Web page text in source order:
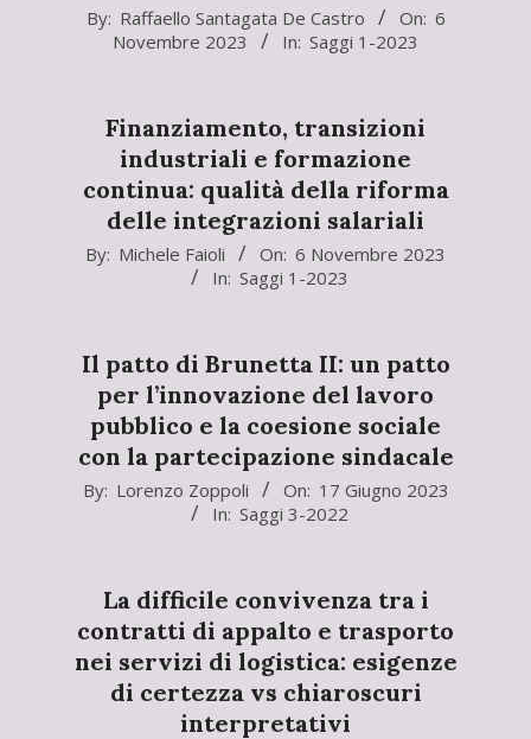
2023-
By: Raffaello Santagata De Castro On: 6
Novembre 2023
In: Saggi 1-2023
Finanziamento, transizioni
industriali e formazione
continua: qualità della riforma
delle integrazioni salariali
2023-
By: Michele Faioli On: 6 Novembre 2023
In: Saggi 1-2023
Il patto di Brunetta II: un patto
per l’innovazione del lavoro
pubblico e la coesione sociale
con la partecipazione sindacale
2023-
By: Lorenzo Zoppoli On: 17 Giugno 2023
In: Saggi 3-2022
La difficile convivenza tra i
contratti di appalto e trasporto
nei servizi di logistica: esigenze
di certezza vs chiaroscuri
interpretativi